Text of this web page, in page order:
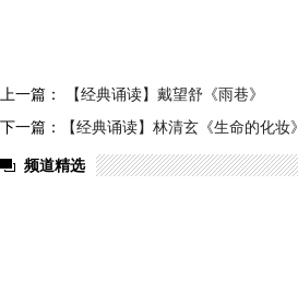
上一篇：
【经典诵读】戴望舒《雨巷》
下一篇：
【经典诵读】林清玄《生命的化妆》
频道精选